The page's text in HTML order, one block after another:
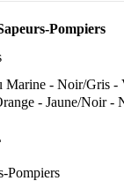
Pompiers
- Noir/Gris -
- Jaune/Noir -
Pompiers